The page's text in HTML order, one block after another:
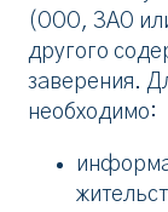
(ООО, ЗАО
другого
заверения.
необходимо: